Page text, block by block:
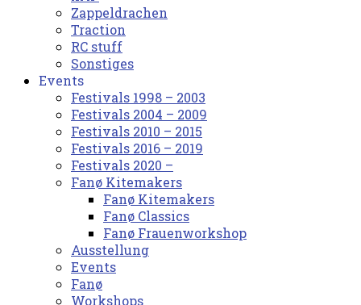
Zappeldrachen
Traction
RC stuff
Sonstiges
Events
Festivals 1998 – 2003
Festivals 2004 – 2009
Festivals 2010 – 2015
Festivals 2016 – 2019
Festivals 2020 –
Fanø Kitemakers
Fanø Kitemakers
Fanø Classics
Fanø Frauenworkshop
Ausstellung
Events
Fanø
Workshops